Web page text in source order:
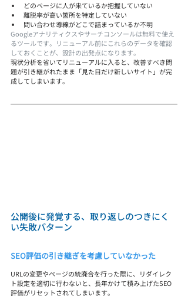
どのページに人が来ているか把握していない
離脱率が高い箇所を特定していない
問い合わせ導線がどこで詰まっているか不明
Googleアナリティクスやサーチコンソールは無料で使え
るツールです。リニューアル前にこれらのデータを確認
しておくことが、設計の出発点になります。
現状分析を省いてリニューアルに入ると、改善すべき問
題が引き継がれたまま「見た目だけ新しいサイト」が完
成してしまいます。
公開後に発覚する、取り返しのつきにく
い失敗パターン
SEO評価の引き継ぎを考慮していなかった
URLの変更やページの統廃合を行った際に、リダイレク
ト設定を適切に行わないと、長年かけて積み上げたSEO
評価がリセットされてしまいます。